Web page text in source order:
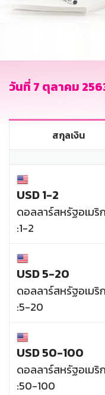
อื่นๆ
วันที่ 7 ตุลาคม
สกุลเงิน
USD 1-2
ดอลลาร์สหรัฐอเมริ
:1-2
USD 5-20
ดอลลาร์สหรัฐอเมริ
:5-20
USD 50-100
ดอลลาร์สหรัฐอเมริ
:50-100